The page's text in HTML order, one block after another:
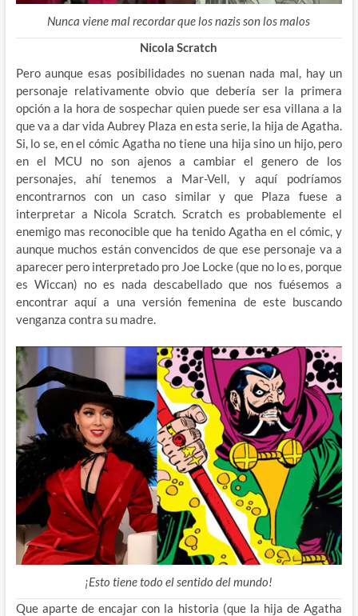
Nunca viene mal recordar que los nazis son los malos
Nicola Scratch
Pero aunque esas posibilidades no suenan nada mal, hay un
personaje relativamente obvio que debería ser la primera
opción a la hora de sospechar quien puede ser esa villana a la
que va a dar vida Aubrey Plaza en esta serie, la hija de Agatha.
Si, lo se, en el cómic Agatha no tiene una hija sino un hijo, pero
en el MCU no son ajenos a cambiar el genero de los
personajes, ahí tenemos a Mar-Vell, y aquí podríamos
encontrarnos con un caso similar y que Plaza fuese a
interpretar a Nicola Scratch. Scratch es probablemente el
enemigo mas reconocible que ha tenido Agatha en el cómic, y
aunque muchos están convencidos de que ese personaje va a
aparecer pero interpretado pro Joe Locke (que no lo es, porque
es Wiccan) no es nada descabellado que nos fuésemos a
encontrar aquí a una versión femenina de este buscando
venganza contra su madre.
¡Esto tiene todo el sentido del mundo!
Que aparte de encajar con la historia (que la hija de Agatha